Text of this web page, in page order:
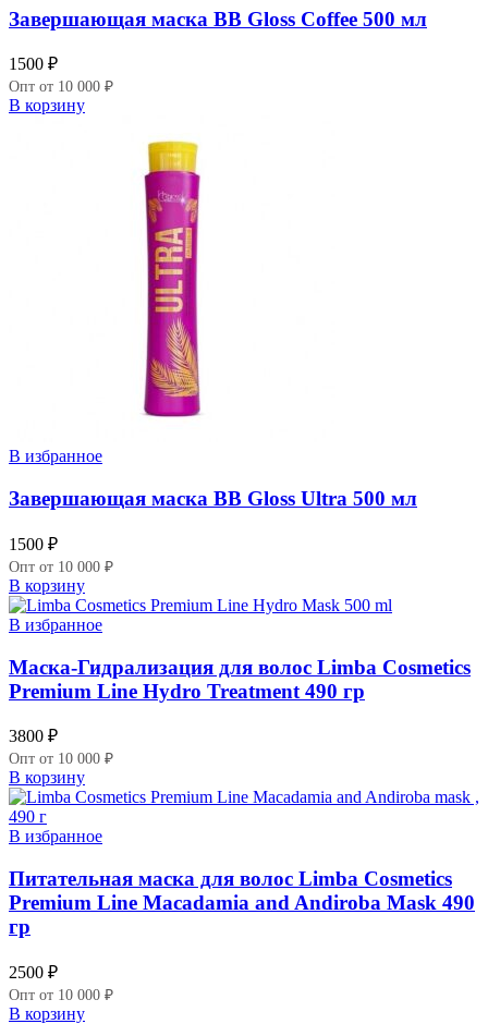
Завершающая маска BB Gloss Coffee 500 мл
1500 ₽
Опт от 10 000 ₽
В корзину
В избранное
Завершающая маска BB Gloss Ultra 500 мл
1500 ₽
Опт от 10 000 ₽
В корзину
В избранное
Маска-Гидрализация для волос Limba Cosmetics
Premium Line Hydro Treatment 490 гр
3800 ₽
Опт от 10 000 ₽
В корзину
В избранное
Питательная маска для волос Limba Cosmetics
Premium Line Macadamia and Andiroba Mask 490
гр
2500 ₽
Опт от 10 000 ₽
В корзину